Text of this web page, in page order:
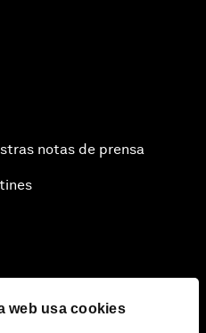
web usa cookies
notas de prensa